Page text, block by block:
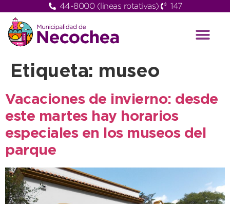
44-8000 (lineas rotativas) 147
Etiqueta: museo
Vacaciones de invierno: desde
este martes hay horarios
especiales en los museos del
parque